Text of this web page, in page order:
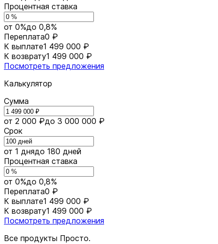
Процентная ставка
от 0%до 0,8%
Переплата0 ₽
К выплате1 499 000 ₽
К возврату1 499 000 ₽
Посмотреть предложения
Калькулятор
Сумма
от 2 000 ₽до 3 000 000 ₽
Срок
от 1 днядо 180 дней
Процентная ставка
от 0%до 0,8%
Переплата0 ₽
К выплате1 499 000 ₽
К возврату1 499 000 ₽
Посмотреть предложения
Все продукты Просто.